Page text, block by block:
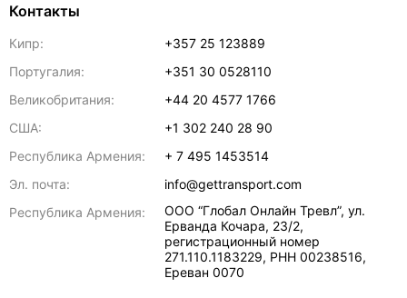
Контакты
Кипр:
+357 25 123889
Португалия:
+351 30 0528110
Великобритания:
+44 20 4577 1766
США:
+1 302 240 28 90
Республика Армения:
+ 7 495 1453514
Эл. почта:
info@gettransport.com
Республика Армения:
ООО “Глобал Онлайн Тревл”, ул.
Ерванда Кочара, 23/2,
регистрационный номер
271.110.1183229, РНН 00238516,
Ереван 0070